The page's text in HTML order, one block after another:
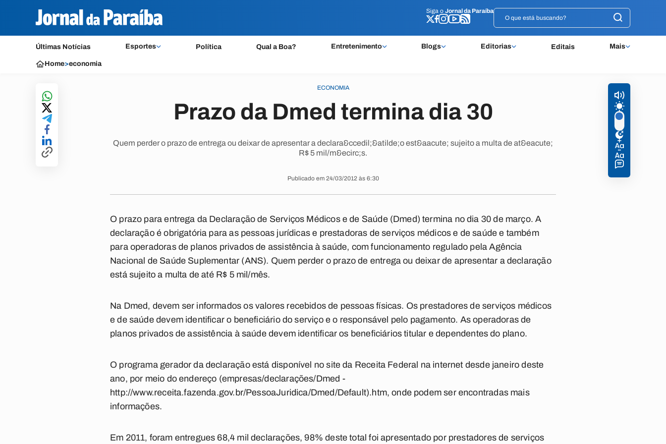
Siga o Jornal da Paraíba
Últimas Notícias Esportes Política Qual a Boa? Entretenimento Blogs Editorias Editais Mais
Siga o Jornal da Paraíba
Home>economia
ECONOMIA
Prazo da Dmed termina dia 30
Quem perder o prazo de entrega ou deixar de apresentar a declara&ccedil;&atilde;o est&aacute; sujeito a multa de at&eacute;
R$ 5 mil/m&ecirc;s.
Publicado em 24/03/2012 às 6:30
O prazo para entrega da Declaração de Serviços Médicos e de Saúde (Dmed) termina no dia 30 de março. A
declaração é obrigatória para as pessoas jurídicas e prestadoras de serviços médicos e de saúde e também
para operadoras de planos privados de assistência à saúde, com funcionamento regulado pela Agência
Nacional de Saúde Suplementar (ANS). Quem perder o prazo de entrega ou deixar de apresentar a declaração
está sujeito a multa de até R$ 5 mil/mês.
Na Dmed, devem ser informados os valores recebidos de pessoas físicas. Os prestadores de serviços médicos
e de saúde devem identificar o beneficiário do serviço e o responsável pelo pagamento. As operadoras de
planos privados de assistência à saúde devem identificar os beneficiários titular e dependentes do plano.
O programa gerador da declaração está disponível no site da Receita Federal na internet desde janeiro deste
ano, por meio do endereço (empresas/declarações/Dmed -
http://www.receita.fazenda.gov.br/PessoaJuridica/Dmed/Default).htm, onde podem ser encontradas mais
informações.
Em 2011, foram entregues 68,4 mil declarações, 98% deste total foi apresentado por prestadores de serviços